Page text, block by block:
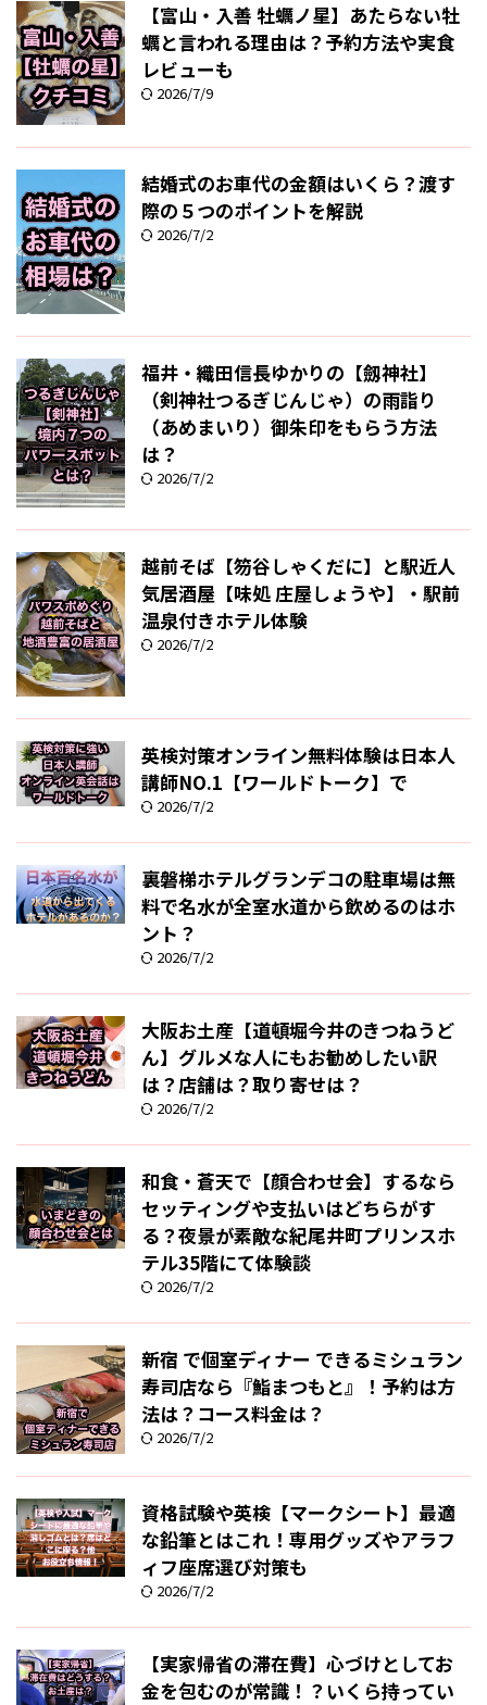
【富山・入善 牡蠣ノ星】あたらない牡
蠣と言われる理由は？予約方法や実食
レビューも
2026/7/9
結婚式のお車代の金額はいくら？渡す
際の５つのポイントを解説
2026/7/2
福井・織田信長ゆかりの【劔神社】
（剣神社つるぎじんじゃ）の雨詣り
（あめまいり）御朱印をもらう方法
は？
2026/7/2
越前そば【笏谷しゃくだに】と駅近人
気居酒屋【味処 庄屋しょうや】・駅前
温泉付きホテル体験
2026/7/2
英検対策オンライン無料体験は日本人
講師NO.1【ワールドトーク】で
2026/7/2
裏磐梯ホテルグランデコの駐車場は無
料で名水が全室水道から飲めるのはホ
ント？
2026/7/2
大阪お土産【道頓堀今井のきつねうど
ん】グルメな人にもお勧めしたい訳
は？店舗は？取り寄せは？
2026/7/2
和食・蒼天で【顔合わせ会】するなら
セッティングや支払いはどちらがす
る？夜景が素敵な紀尾井町プリンスホ
テル35階にて体験談
2026/7/2
新宿 で個室ディナー できるミシュラン
寿司店なら『鮨まつもと』！予約は方
法は？コース料金は？
2026/7/2
資格試験や英検【マークシート】最適
な鉛筆とはこれ！専用グッズやアラフ
ィフ座席選び対策も
2026/7/2
【実家帰省の滞在費】心づけとしてお
金を包むのが常識！？いくら持ってい